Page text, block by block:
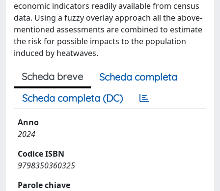
economic indicators readily available from census
data. Using a fuzzy overlay approach all the above-
mentioned assessments are combined to estimate
the risk for possible impacts to the population
induced by heatwaves.
Scheda breve
Scheda completa
Scheda completa (DC)
Anno
2024
Codice ISBN
9798350360325
Parole chiave